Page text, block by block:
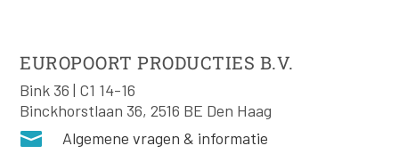
EUROPOORT PRODUCTIES B.V.
Bink 36 | C1 14-16
Binckhorstlaan 36, 2516 BE Den Haag
 Algemene vragen & informatie